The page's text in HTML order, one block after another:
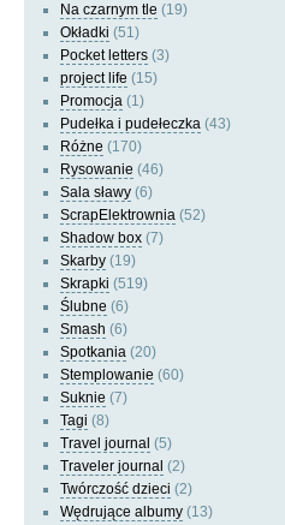
Na czarnym tle (19)
Okładki (51)
Pocket letters (3)
project life (15)
Promocja (1)
Pudełka i pudełeczka (43)
Różne (170)
Rysowanie (46)
Sala sławy (6)
ScrapElektrownia (52)
Shadow box (7)
Skarby (19)
Skrapki (519)
Ślubne (6)
Smash (6)
Spotkania (20)
Stemplowanie (60)
Suknie (7)
Tagi (8)
Travel journal (5)
Traveler journal (2)
Twórczość dzieci (2)
Wędrujące albumy (13)